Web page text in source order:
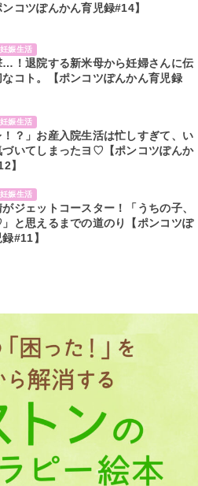
コツぽんかん育児録#14】
妊娠生活
…！退院する新米母から妊婦さんに伝
なコト。【ポンコツぽんかん育児録
妊娠生活
！？」お産入院生活は忙しすぎて、い
づいてしまったヨ♡【ポンコツぽんか
】
妊娠生活
ジェットコースター！「うちの子、
と思えるまでの道のり【ポンコツぽ
#11】